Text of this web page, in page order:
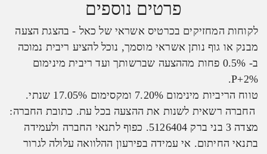
פרטים נוספים
לקוחות המחזיקים בכרטיס אשראי של כאל - בהצגת הצעה
מבנק או גוף נותן אשראי מוסמך, נוכל להציע ריבית נמוכה
ב- 0.5% פחות מההצעה שברשותך ועד ריבית מינימום
P+2%.
טווח הריביות מינימום 7.20% ומקסימום 17.05% שנתי.
החברה רשאית לשנות את ההצעה בכל עת. כתובת החברה:
מצדה 3 בני ברק 5126404. כפוף לתנאי החברה ולעמידה
בתנאי החיתום. אי עמידה בפירעון ההלוואה עלולה לגרור